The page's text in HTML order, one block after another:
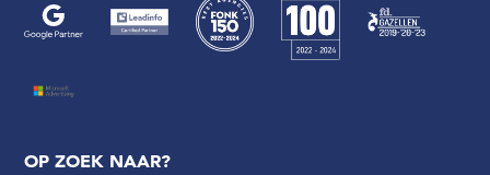
OP ZOEK NAAR?